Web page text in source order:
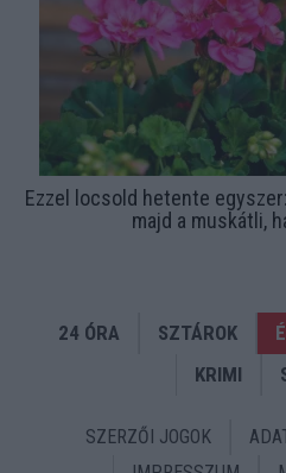
Ezzel locsold hetente
majd a muskátli,
24 ÓRA SZTÁROK
KRIMI
SZERZŐI JOGOK